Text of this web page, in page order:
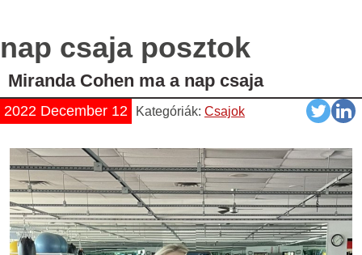
nap csaja posztok
Miranda Cohen ma a nap csaja
2022 December 12 Kategóriák: Csajok